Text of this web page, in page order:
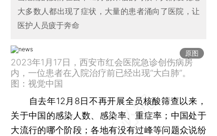
大多数人都出现了症状，大量的患者涌向了医院，让
医护人员疲于奔命
原图
2023年1月17日，西安市红会医院急诊创伤病房
内，一位患者在入院治疗前已经出现“大白肺”。
图：视觉中国
自去年12月8日不再开展全员核酸筛查以来，
关于中国的感染人数、感染率、重症率；中国处于
大流行的哪个阶段；各地有没有过峰等问题众说纷